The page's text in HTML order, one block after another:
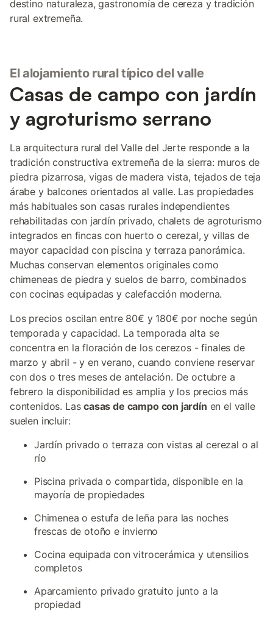
destino naturaleza, gastronomía de cereza y tradición
rural extremeña.
El alojamiento rural típico del valle
Casas de campo con jardín
y agroturismo serrano
La arquitectura rural del Valle del Jerte responde a la
tradición constructiva extremeña de la sierra: muros de
piedra pizarrosa, vigas de madera vista, tejados de teja
árabe y balcones orientados al valle. Las propiedades
más habituales son casas rurales independientes
rehabilitadas con jardín privado, chalets de agroturismo
integrados en fincas con huerto o cerezal, y villas de
mayor capacidad con piscina y terraza panorámica.
Muchas conservan elementos originales como
chimeneas de piedra y suelos de barro, combinados
con cocinas equipadas y calefacción moderna.
Los precios oscilan entre 80€ y 180€ por noche según
temporada y capacidad. La temporada alta se
concentra en la floración de los cerezos - finales de
marzo y abril - y en verano, cuando conviene reservar
con dos o tres meses de antelación. De octubre a
febrero la disponibilidad es amplia y los precios más
contenidos. Lascasas de campo con jardín en el valle
suelen incluir:
Jardín privado o terraza con vistas al cerezal o al
río
Piscina privada o compartida, disponible en la
mayoría de propiedades
Chimenea o estufa de leña para las noches
frescas de otoño e invierno
Cocina equipada con vitrocerámica y utensilios
completos
Aparcamiento privado gratuito junto a la
propiedad